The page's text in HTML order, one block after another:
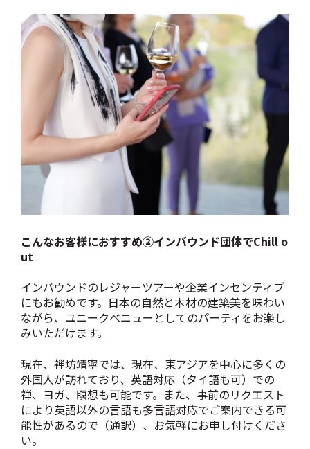
こんなお客様におすすめ➁インバウンド団体でChill o
ut
インバウンドのレジャーツアーや企業インセンティブ
にもお勧めです。日本の自然と木材の建築美を味わい
ながら、ユニークべニューとしてのパーティをお楽し
みいただけます。
現在、禅坊靖寧では、現在、東アジアを中心に多くの
外国人が訪れており、英語対応（タイ語も可）での
禅、ヨガ、瞑想も可能です。また、事前のリクエスト
により英語以外の言語も多言語対応でご案内できる可
能性があるので（通訳）、お気軽にお申し付けくださ
い。